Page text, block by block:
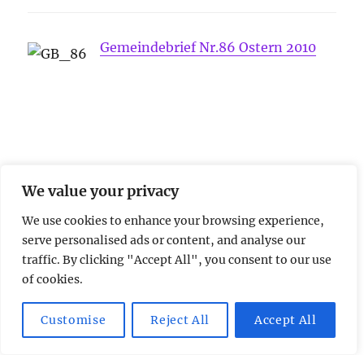
We value your privacy
We use cookies to enhance your browsing experience,
serve personalised ads or content, and analyse our
traffic. By clicking "Accept All", you consent to our use
of cookies.
Customise Reject All Accept All
Gemeindebrief Nr.86 Ostern 2010